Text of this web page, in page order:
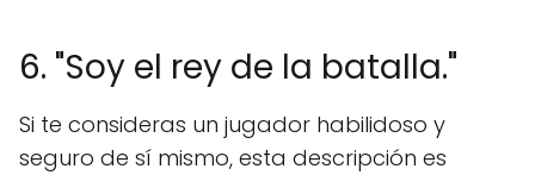
6. "Soy el rey de la batalla."
Si te consideras un jugador habilidoso y
seguro de sí mismo, esta descripción es